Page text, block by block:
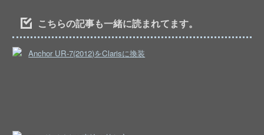
こちらの記事も一緒に読まれてます。
Anchor UR-7(2012)をClarisに換装